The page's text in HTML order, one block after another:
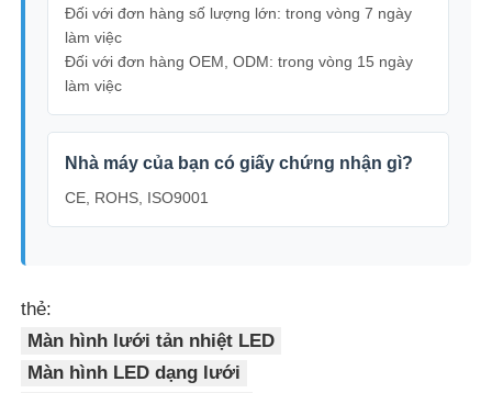
Đối với đơn hàng số lượng lớn: trong vòng 7 ngày
làm việc
Đối với đơn hàng OEM, ODM: trong vòng 15 ngày
làm việc
Nhà máy của bạn có giấy chứng nhận gì?
CE, ROHS, ISO9001
thẻ:
Màn hình lưới tản nhiệt LED
Màn hình LED dạng lưới